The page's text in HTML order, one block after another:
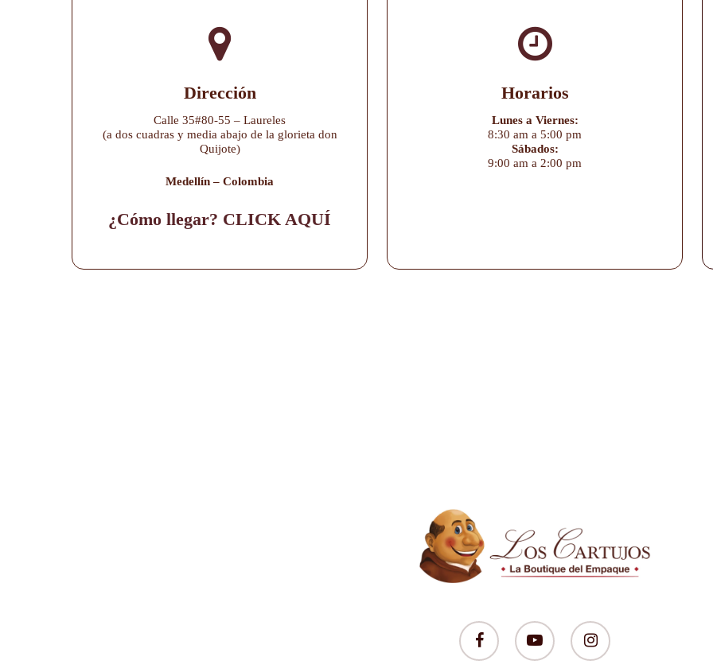
Dirección
Calle 35#80-55 – Laureles
(a dos cuadras y media abajo de la glorieta don
Quijote)
Medellín – Colombia
¿Cómo llegar? CLICK AQUÍ
Horarios
Lunes a Viernes:
8:30 am a 5:00 pm
Sábados:
9:00 am a 2:00 pm
facebook youtube instagram